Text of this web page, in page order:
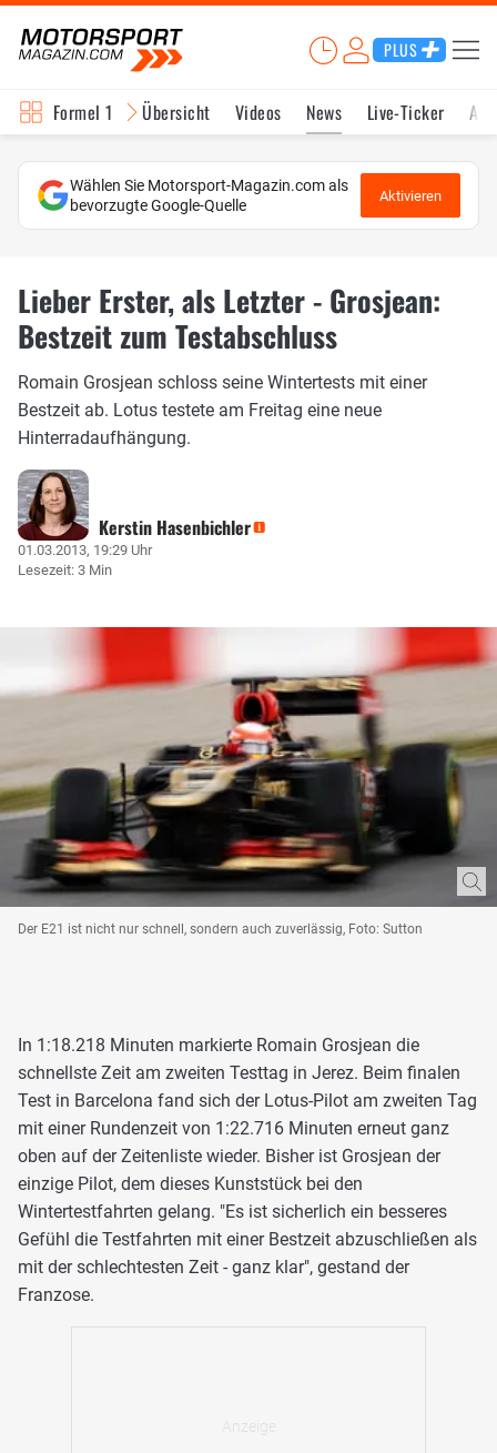
PLUS
Formel 1 Übersicht Videos News Live-Ticker
Wählen Sie Motorsport-Magazin.com als
bevorzugte Google-Quelle
Aktivieren
Lieber Erster, als Letzter - Grosjean:
Bestzeit zum Testabschluss
Romain Grosjean schloss seine Wintertests mit einer
Bestzeit ab. Lotus testete am Freitag eine neue
Hinterradaufhängung.
Kerstin Hasenbichler
01.03.2013, 19:29 Uhr
Lesezeit: 3 Min
Der E21 ist nicht nur schnell, sondern auch zuverlässig, Foto: Sutton
In 1:18.218 Minuten markierte Romain Grosjean die
schnellste Zeit am zweiten Testtag in Jerez. Beim finalen
Test in Barcelona fand sich der Lotus-Pilot am zweiten Tag
mit einer Rundenzeit von 1:22.716 Minuten erneut ganz
oben auf der Zeitenliste wieder. Bisher ist Grosjean der
einzige Pilot, dem dieses Kunststück bei den
Wintertestfahrten gelang. "Es ist sicherlich ein besseres
Gefühl die Testfahrten mit einer Bestzeit abzuschließen als
mit der schlechtesten Zeit - ganz klar", gestand der
Franzose.